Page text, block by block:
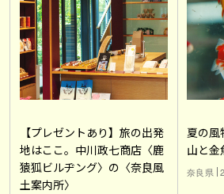
【プレゼントあり】旅の出発
地はここ。中川政七商店〈鹿
猿狐ビルヂング〉の〈奈良風
土案内所〉
夏の風
山と金
奈良県